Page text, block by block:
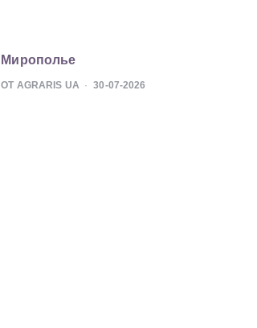
Мирополье
ОТ AGRARIS UA 30-07-2026